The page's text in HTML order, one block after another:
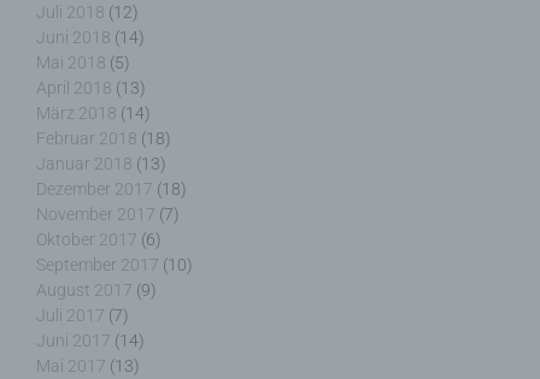
Juli 2018 (12)
Juni 2018 (14)
Mai 2018 (5)
April 2018 (13)
März 2018 (14)
Februar 2018 (18)
Januar 2018 (13)
Dezember 2017 (18)
November 2017 (7)
Oktober 2017 (6)
September 2017 (10)
August 2017 (9)
Juli 2017 (7)
Juni 2017 (14)
Mai 2017 (13)
Empfänger ist eine natürliche oder juristische
Person, Behörde, Einrichtung oder andere Stelle,
der personenbezogene Daten offengelegt werden,
unabhängig davon, ob es sich bei ihr um einen
Dritten handelt oder nicht. Behörden, die im
Rahmen eines bestimmten Untersuchungsauftrags
nach dem Unionsrecht oder dem Recht der
Mitgliedstaaten möglicherweise
personenbezogene Daten erhalten, gelten jedoch
nicht als Empfänger.
j) Dritter